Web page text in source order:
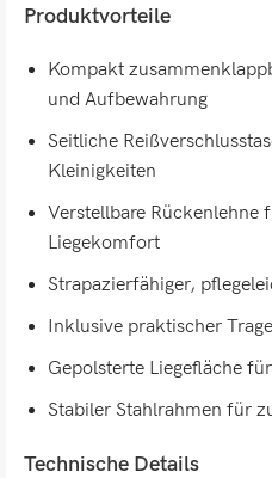
Produktvorteile
Kompakt
und Aufbewahrung
Seitliche
Kleinigkeiten
Verstellbare Rückenlehne
Liegekomfort
Strapazierfähiger,
Inklusive praktischer
Gepolsterte Liegefläche
Stabiler Stahlrahmen für
Technische Details